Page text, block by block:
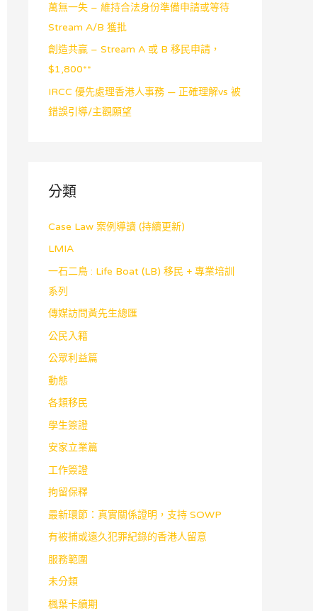
萬無一失 – 維持合法身份準備申請或等待
Stream A/B 獲批
創造共贏 – Stream A 或 B 移民申請，
$1,800**
IRCC 優先處理香港人事務 — 正確理解vs 被
錯誤引導/主觀願望
分類
Case Law 案例導讀 (持續更新)
LMIA
一石二鳥 : Life Boat (LB) 移民 + 專業培訓
系列
傳媒訪問黃先生總匯
公民入籍
公眾利益篇
動態
各類移民
學生簽證
安家立業篇
工作簽證
拘留保釋
最新環節：真實關係證明，支持 SOWP
有被捕或遠久犯罪紀錄的香港人留意
服務範圍
未分類
楓葉卡續期